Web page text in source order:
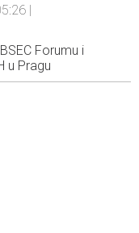
|
Forumu i
u Pragu